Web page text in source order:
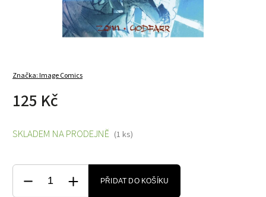
Značka:Image Comics
125 Kč
SKLADEM NA PRODEJNĚ (1 ks)
PŘIDAT DO KOŠÍKU